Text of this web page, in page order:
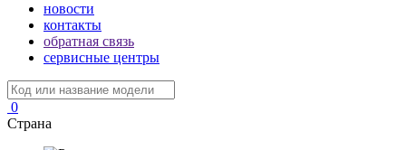
новости
контакты
обратная связь
сервисные центры
0
Страна